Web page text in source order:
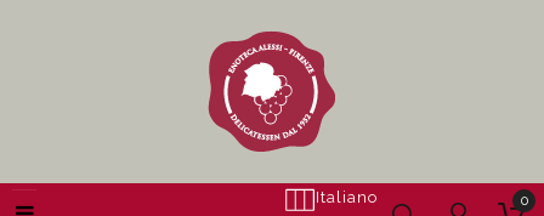
Italiano
0